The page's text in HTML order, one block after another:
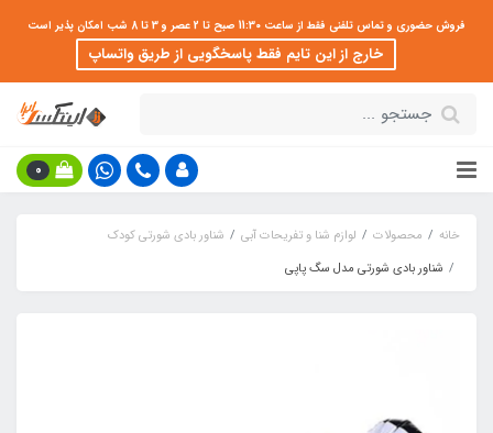
فروش حضوری و تماس تلفنی فقط از ساعت 11:30 صبح تا 2 عصر و 3 تا 8 شب امکان پذیر است
خارج از این تایم فقط پاسخگویی از طریق واتساپ
0
خانه محصولات لوازم شنا و تفریحات آبی
شناور بادی شورتی کودک
شناور بادی شورتی مدل سگ پاپی